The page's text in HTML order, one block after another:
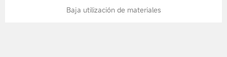
Baja utilización de materiales